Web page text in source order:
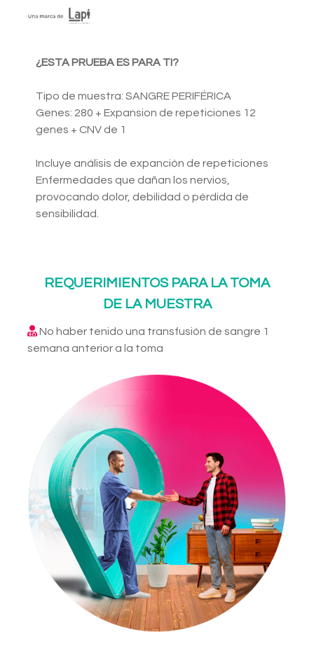
¿ESTA PRUEBA ES PARA TI?
Tipo de muestra: SANGRE PERIFÉRICA
Genes: 280 + Expansion de repeticiones 12
genes + CNV de 1
Incluye análisis de expanción de repeticiones
Enfermedades que dañan los nervios,
provocando dolor, debilidad o pérdida de
sensibilidad.
REQUERIMIENTOS PARA LA TOMA
DE LA MUESTRA
No haber tenido una transfusión de sangre 1
semana anterior a la toma